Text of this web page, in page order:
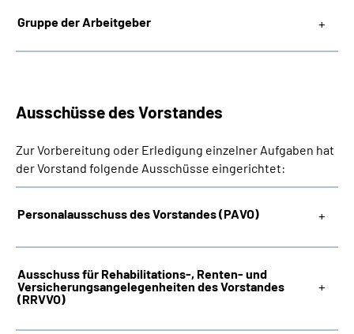
Gruppe der Arbeitgeber
Ausschüsse des Vorstandes
Zur Vorbereitung oder Erledigung einzelner Aufgaben hat
der Vorstand folgende Ausschüsse eingerichtet:
Personalausschuss des Vorstandes (PAVO)
Ausschuss für Rehabilitations-, Renten- und
Versicherungsangelegenheiten des Vorstandes
(RRVVO)